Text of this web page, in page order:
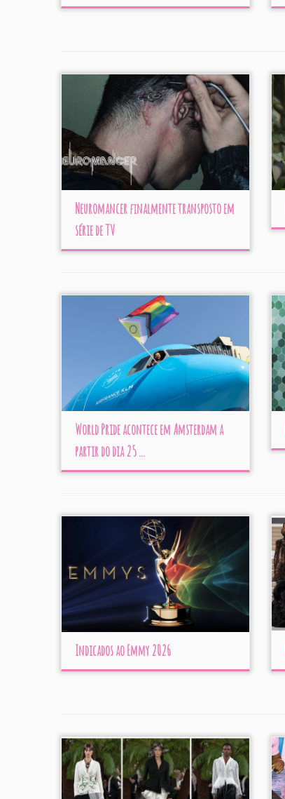
Neuromancer finalmente transposto em
série de TV
World Pride acontece em Amsterdam a
partir do dia 25 ...
Indicados ao Emmy 2026